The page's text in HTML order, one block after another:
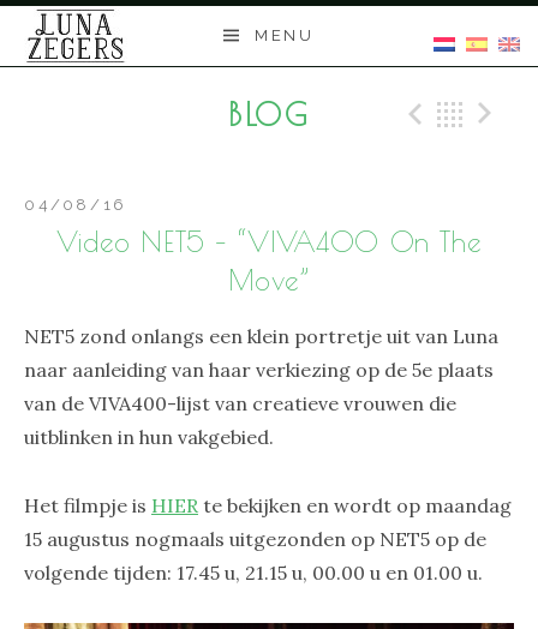
Skip
MENU
BLOG
Video NET5 – “VIVA400 On The
Move”
04/08/16
NET5 zond onlangs een klein portretje uit van Luna
naar aanleiding van haar verkiezing op de 5e plaats
van de VIVA400-lijst van creatieve vrouwen die
uitblinken in hun vakgebied.
Het filmpje is HIER te bekijken en wordt op maandag
15 augustus nogmaals uitgezonden op NET5 op de
volgende tijden: 17.45 u, 21.15 u, 00.00 u en 01.00 u.